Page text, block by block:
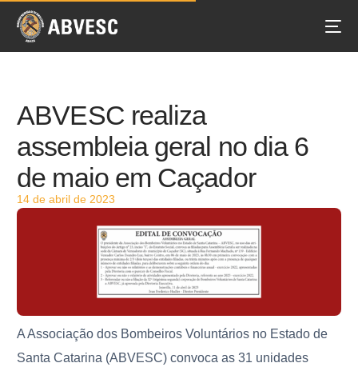
ABVESC realiza
assembleia geral no dia 6
de maio em Caçador
14 de abril de 2023
A Associação dos Bombeiros Voluntários no Estado de
Santa Catarina (ABVESC) convoca as 31 unidades